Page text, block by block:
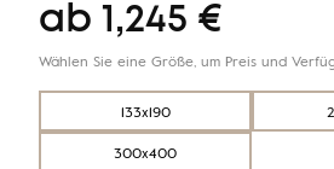
133x190
300x400
ab 1,245 €
Wählen Sie eine Größe, um Preis und